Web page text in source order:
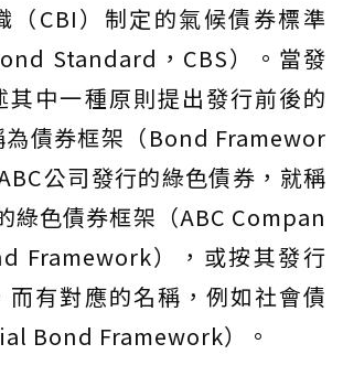
（CBI）制定的氣候債券標準
Standard，CBS）。當發
其中一種原則提出發行前後的
為債券框架（Bond Framewor
公司發行的綠色債券，就稱
綠色債券框架（ABC Compan
Framework），或按其發行
而有對應的名稱，例如社會債
Bond Framework）。